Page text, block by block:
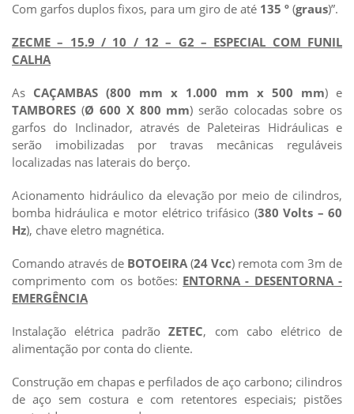
Com garfos duplos fixos, para um giro de até 135 º (graus)”.
ZECME – 15.9 / 10 / 12 – G2 – ESPECIAL COM FUNIL
CALHA
As CAÇAMBAS (800 mm x 1.000 mm x 500 mm) e
TAMBORES (Ø 600 X 800 mm) serão colocadas sobre os
garfos do Inclinador, através de Paleteiras Hidráulicas e
serão imobilizadas por travas mecânicas reguláveis
localizadas nas laterais do berço.
Acionamento hidráulico da elevação por meio de cilindros,
bomba hidráulica e motor elétrico trifásico (380 Volts – 60
Hz), chave eletro magnética.
Comando através de BOTOEIRA(24 Vcc) remota com 3m de
comprimento com os botões: ENTORNA - DESENTORNA -
EMERGÊNCIA
Instalação elétrica padrãoZETEC, com cabo elétrico de
alimentação por conta do cliente.
Construção em chapas e perfilados de aço carbono; cilindros
de aço sem costura e com retentores especiais; pistões